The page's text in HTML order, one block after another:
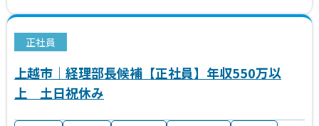
正社員
上越市｜経理部長候補【正社員】年収550万以
上 土日祝休み